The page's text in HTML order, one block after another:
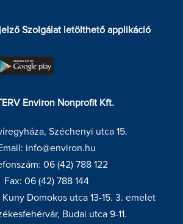
Szolgálat letölthető applikáció
Environ Nonprofit Kft.
Széchenyi utca 15.
info@environ.hu
06 (42) 788 122
Fax: 06 (42) 788 144
Kuny Domokos utca 13-15. 3. emelet
Budai utca 9-11.